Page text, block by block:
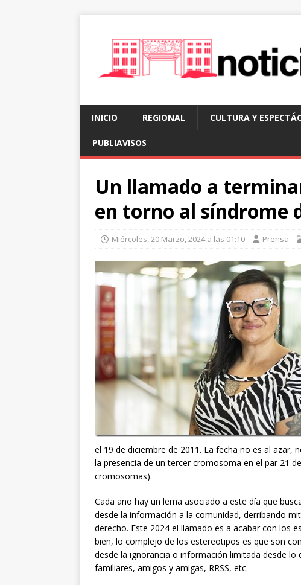
INICIO REGIONAL CULTURA Y
PUBLIAVISOS
Un llamado a
en torno al síndrome
Miércoles, 20 Marzo, 2024 a las 01:10 Prensa
el 19 de diciembre de 2011. La fecha no es al azar,
la presencia de un tercer cromosoma en el par 21
cromosomas).
Cada año hay un lema asociado a este día que
desde la información a la comunidad, derribando
derecho. Este 2024 el llamado es a acabar con los
bien, lo complejo de los estereotipos es que son
desde la ignorancia o información limitada desde lo
familiares, amigos y amigas, RRSS, etc.